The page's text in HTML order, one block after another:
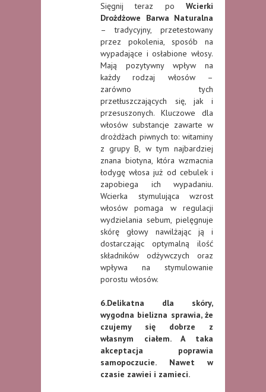
Sięgnij teraz po Wcierki
Drożdżowe Barwa Naturalna
– tradycyjny, przetestowany
przez pokolenia, sposób na
wypadające i osłabione włosy.
Mają pozytywny wpływ na
każdy rodzaj włosów –
zarówno tych
przetłuszczających się, jak i
przesuszonych. Kluczowe dla
włosów substancje zawarte w
drożdżach piwnych to: witaminy
z grupy B, w tym najbardziej
znana biotyna, która wzmacnia
łodygę włosa już od cebulek i
zapobiega ich wypadaniu.
Wcierka stymulująca wzrost
włosów pomaga w regulacji
wydzielania sebum, pielęgnuje
skórę głowy nawilżając ją i
dostarczając optymalną ilość
składników odżywczych oraz
wpływa na stymulowanie
porostu włosów.
6.Delikatna dla skóry,
wygodna bielizna sprawia, że
czujemy się dobrze z
własnym ciałem. A taka
akceptacja poprawia
samopoczucie. Nawet w
czasie zawiei i zamieci.